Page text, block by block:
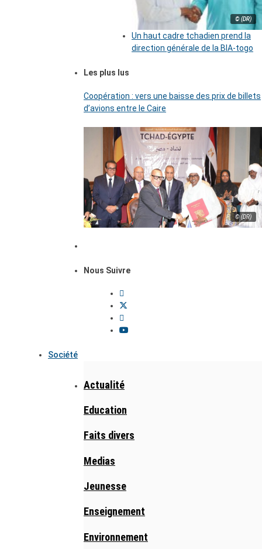
© (DR)
Un haut cadre tchadien prend la
direction générale de la BIA-togo
Les plus lus
Coopération : vers une baisse des prix de billets
d’avions entre le Caire
© (DR)
Nous Suivre
Société
Actualité
Education
Faits divers
Medias
Jeunesse
Enseignement
Environnement